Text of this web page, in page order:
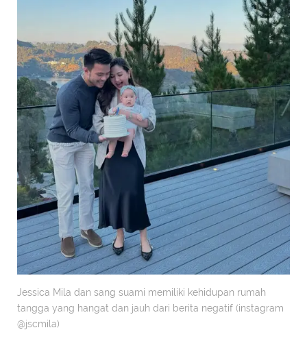
Jessica Mila dan sang suami memiliki kehidupan rumah
tangga yang hangat dan jauh dari berita negatif (instagram
@jscmila)